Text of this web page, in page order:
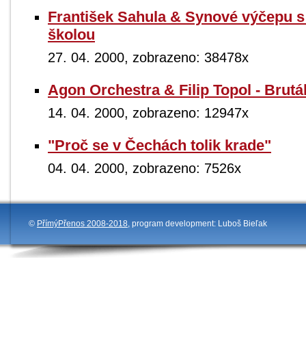
František Sahula & Synové výčepu
školou
27. 04. 2000, zobrazeno: 38478x
Agon Orchestra & Filip Topol -
14. 04. 2000, zobrazeno: 12947x
"Proč se v Čechách tolik krade"
04. 04. 2000, zobrazeno: 7526x
© PřímýPřenos 2008-2018, program development: Luboš Bieľak